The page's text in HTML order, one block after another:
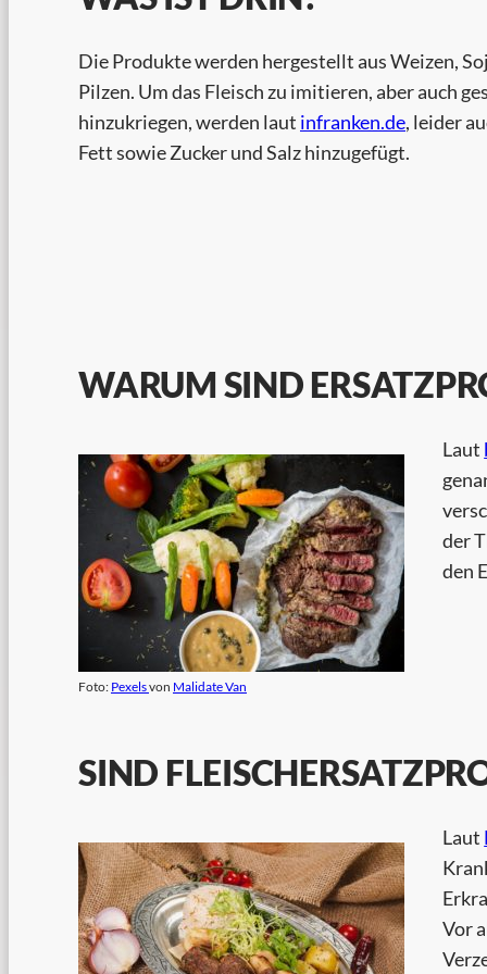
Die Produkte werden hergestellt aus Weizen,
Pilzen. Um das Fleisch zu imitieren, aber auch
hinzukriegen, werden laut infranken.de, leider
Fett sowie Zucker und Salz hinzugefügt.
WARUM SIND
Foto: Pexelsvon Malidate Van
Laut
der
den
SIND
Laut
Vor